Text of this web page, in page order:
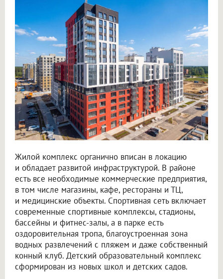
Жилой комплекс органично вписан в локацию
и обладает развитой инфраструктурой. В районе
есть все необходимые коммерческие предприятия,
в том числе магазины, кафе, рестораны и ТЦ,
и медицинские объекты. Спортивная сеть включает
современные спортивные комплексы, стадионы,
бассейны и фитнес-залы, а в парке есть
оздоровительная тропа, благоустроенная зона
водных развлечений с пляжем и даже собственный
конный клуб. Детский образовательный комплекс
сформирован из новых школ и детских садов.